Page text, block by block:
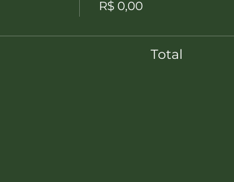
R$ 0,00
Total